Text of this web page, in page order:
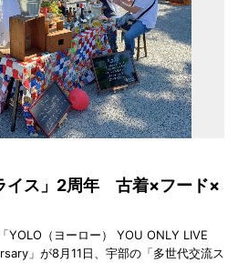
イス」2周年 古着×フード×
YOLO（ヨーロー） YOU ONLY LIVE
」が8月11日、宇部の「多世代交流ス